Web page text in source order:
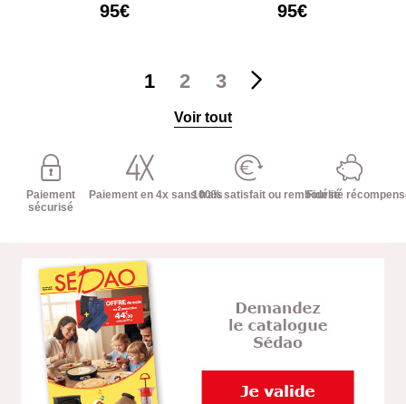
95€ 95€
1 2 3
Voir tout
Paiement
sécurisé
Paiement en 4x sans frais100% satisfait ou remboursé
Fidélité